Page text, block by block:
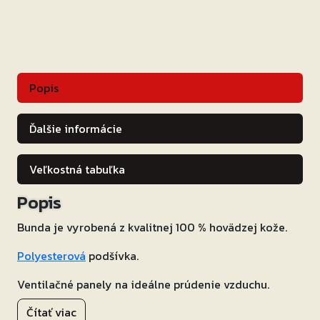
Popis
Ďalšie informácie
Veľkostná tabuľka
Popis
Bunda je vyrobená z kvalitnej 100 % hovädzej kože.
Polyesterová podšívka.
Ventilačné panely na ideálne prúdenie vzduchu.
Súčasťou sú chrániče lakťov
Čítať viac